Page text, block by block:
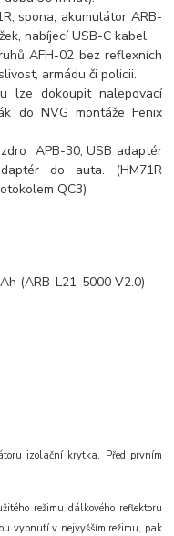
spona, akumulátor ARB-
nabíjecí USB-C kabel.
AFH-02 bez reflexních
armádu či policii.
lze dokoupit nalepovací
do NVG montáže Fenix
APB-30, USB adaptér
do auta. (HM71R
QC3)
(ARB-L21-5000 V2.0)
izolační krytka. Před prvním
režimu dálkového reflektoru
vypnutí v nejvyšším režimu, pak